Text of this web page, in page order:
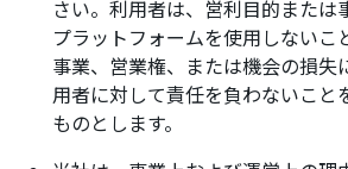
さい。利用者は、営利目的または
プラットフォームを使用しないこ
事業、営業権、または機会の損失
用者に対して責任を負わないこと
ものとします。